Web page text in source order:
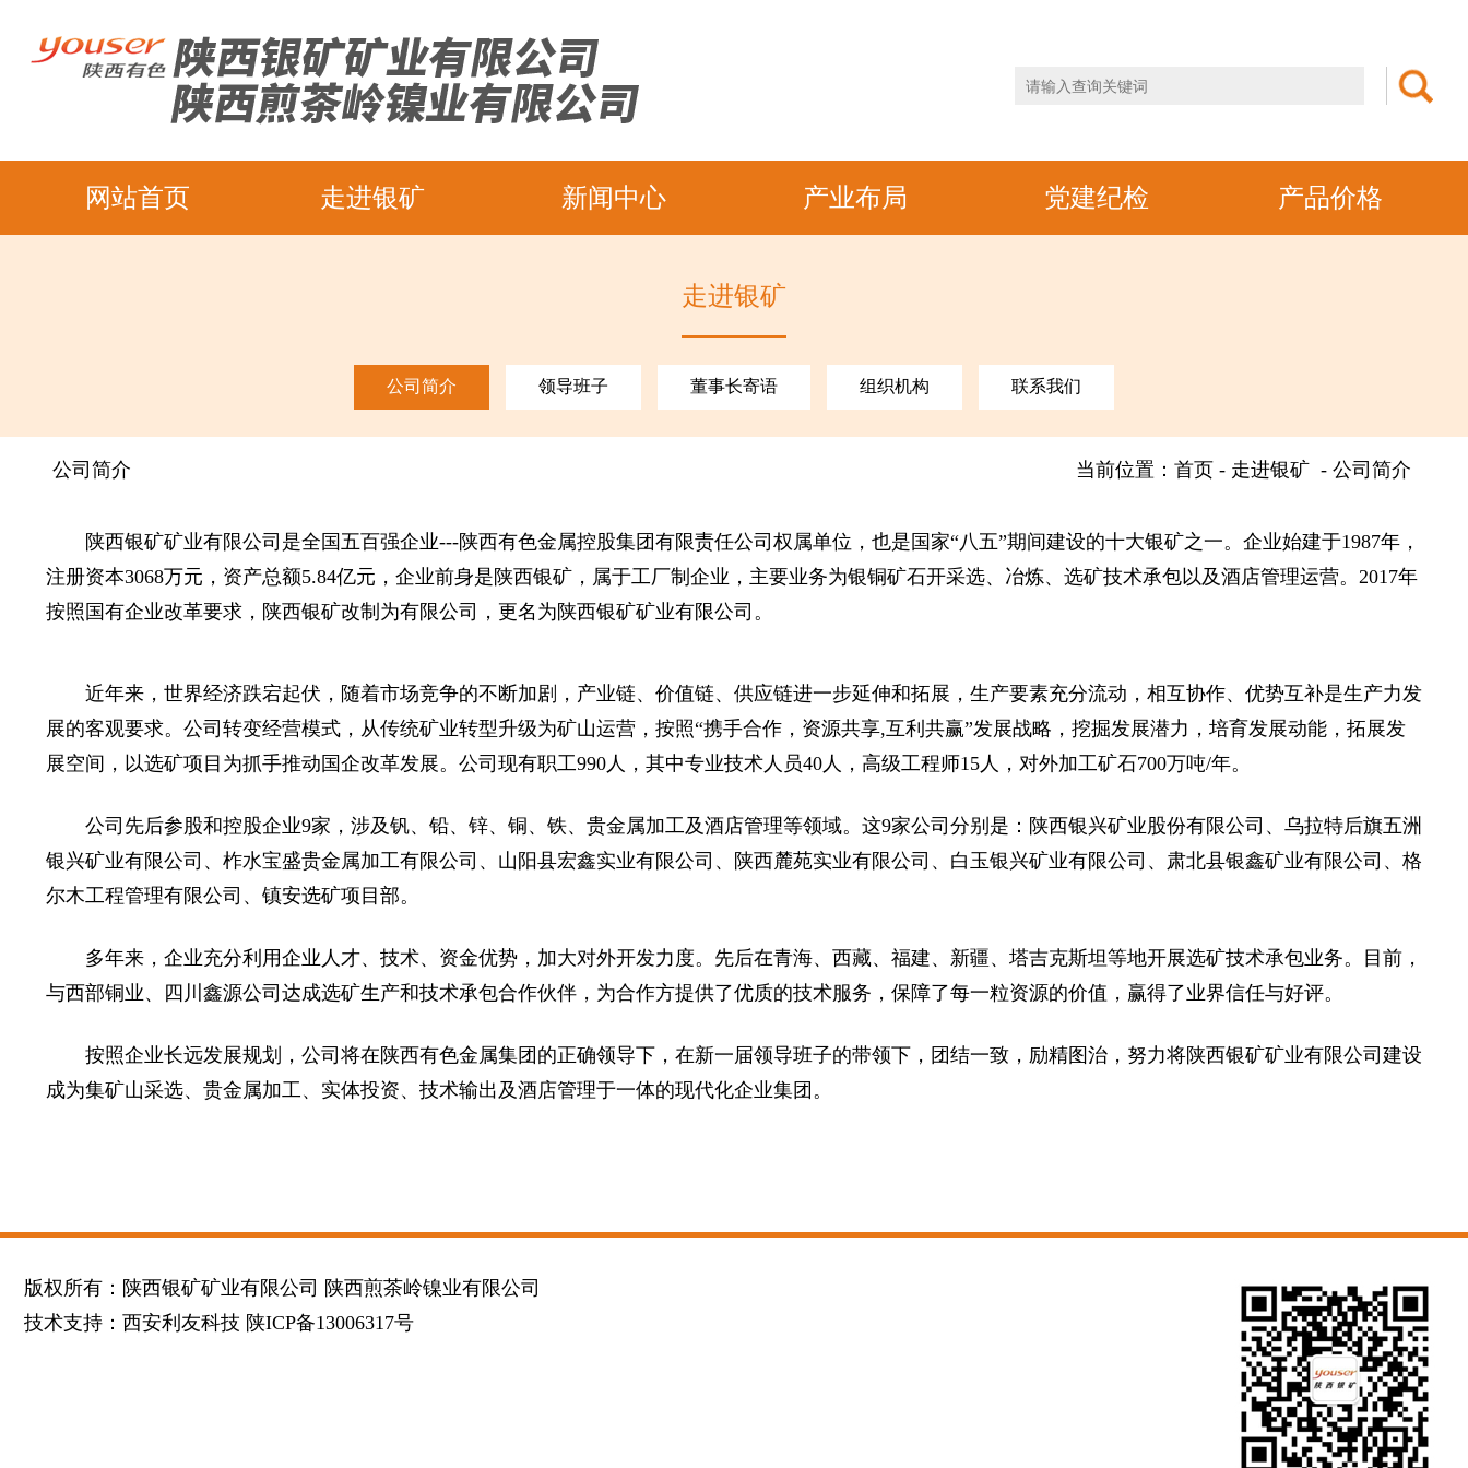
网站首页 走进银矿 新闻中心 产业布局 党建纪检 产品价格
走进银矿
公司简介 领导班子 董事长寄语 组织机构 联系我们
公司简介 当前位置：首页 - 走进银矿 - 公司简介
陕西银矿矿业有限公司是全国五百强企业---陕西有色金属控股集团有限责任公司权属单位，也是国家“八五”期间建设的十大银矿之一。企业始建于1987年，
注册资本3068万元，资产总额5.84亿元，企业前身是陕西银矿，属于工厂制企业，主要业务为银铜矿石开采选、冶炼、选矿技术承包以及酒店管理运营。2017年
按照国有企业改革要求，陕西银矿改制为有限公司，更名为陕西银矿矿业有限公司。
近年来，世界经济跌宕起伏，随着市场竞争的不断加剧，产业链、价值链、供应链进一步延伸和拓展，生产要素充分流动，相互协作、优势互补是生产力发
展的客观要求。公司转变经营模式，从传统矿业转型升级为矿山运营，按照“携手合作，资源共享,互利共赢”发展战略，挖掘发展潜力，培育发展动能，拓展发
展空间，以选矿项目为抓手推动国企改革发展。公司现有职工990人，其中专业技术人员40人，高级工程师15人，对外加工矿石700万吨/年。
公司先后参股和控股企业9家，涉及钒、铅、锌、铜、铁、贵金属加工及酒店管理等领域。这9家公司分别是：陕西银兴矿业股份有限公司、乌拉特后旗五洲
银兴矿业有限公司、柞水宝盛贵金属加工有限公司、山阳县宏鑫实业有限公司、陕西麓苑实业有限公司、白玉银兴矿业有限公司、肃北县银鑫矿业有限公司、格
尔木工程管理有限公司、镇安选矿项目部。
多年来，企业充分利用企业人才、技术、资金优势，加大对外开发力度。先后在青海、西藏、福建、新疆、塔吉克斯坦等地开展选矿技术承包业务。目前，
与西部铜业、四川鑫源公司达成选矿生产和技术承包合作伙伴，为合作方提供了优质的技术服务，保障了每一粒资源的价值，赢得了业界信任与好评。
按照企业长远发展规划，公司将在陕西有色金属集团的正确领导下，在新一届领导班子的带领下，团结一致，励精图治，努力将陕西银矿矿业有限公司建设
成为集矿山采选、贵金属加工、实体投资、技术输出及酒店管理于一体的现代化企业集团。
版权所有：陕西银矿矿业有限公司 陕西煎茶岭镍业有限公司
技术支持： 西安利友科技 陕ICP备13006317号